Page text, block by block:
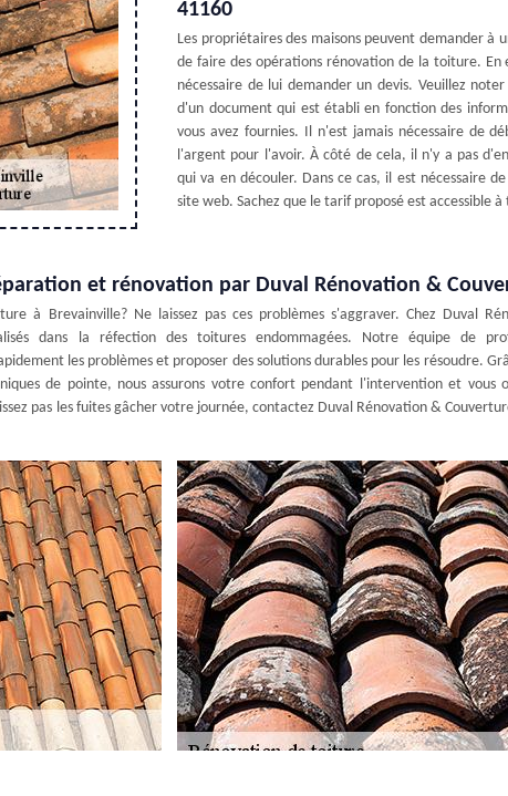
41160
Les propriétaires des maisons peuvent demander à
de faire des opérations rénovation de la toiture. En
nécessaire de lui demander un devis. Veuillez
d'un document qui est établi en fonction des
vous avez fournies. Il n'est jamais nécessaire de
l'argent pour l'avoir. À côté de cela, il n'y a pas
qui va en découler. Dans ce cas, il est nécessaire
site web. Sachez que le tarif proposé est accessible à
et rénovation par Duval Rénovation &
à Brevainville? Ne laissez pas ces problèmes s'aggraver. Chez Duval
dans la réfection des toitures endommagées. Notre équipe de
les problèmes et proposer des solutions durables pour les résoudre.
de pointe, nous assurons votre confort pendant l'intervention et vous
pas les fuites gâcher votre journée, contactez Duval Rénovation &